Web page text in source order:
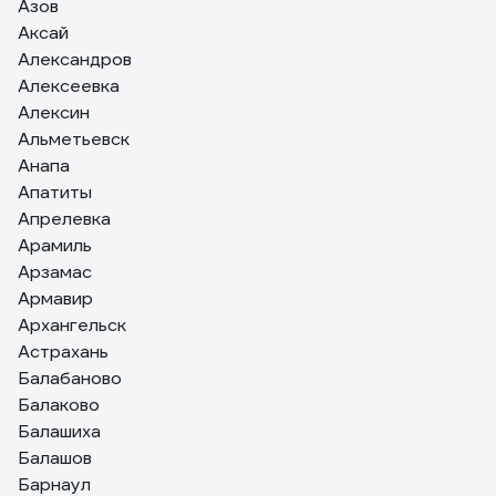
Азов
Аксай
Александров
Алексеевка
Алексин
Альметьевск
Анапа
Апатиты
Апрелевка
Арамиль
Арзамас
Армавир
Архангельск
Астрахань
Балабаново
Балаково
Балашиха
Балашов
Барнаул